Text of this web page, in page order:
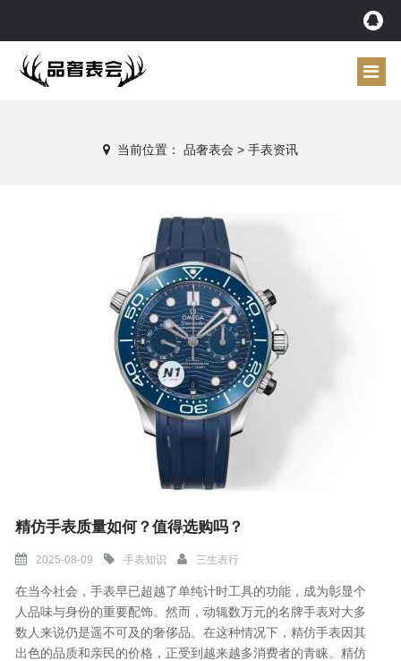
当前位置： 品奢表会 > 手表资讯
精仿手表质量如何？值得选购吗？
2025-08-09 手表知识 三生表行
在当今社会，手表早已超越了单纯计时工具的功能，成为彰显个
人品味与身份的重要配饰。然而，动辄数万元的名牌手表对大多
数人来说仍是遥不可及的奢侈品。在这种情况下，精仿手表因其
出色的品质和亲民的价格，正受到越来越多消费者的青睐。精仿